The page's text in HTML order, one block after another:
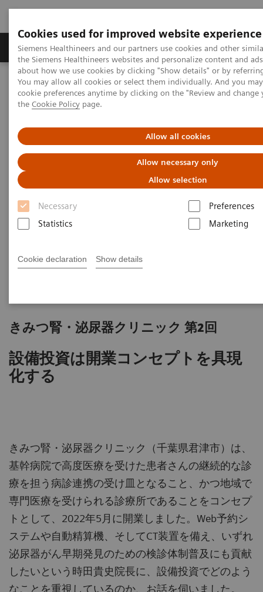
Cookies used for improved website experience
Siemens Healthineers and our partners use cookies and other
the Siemens Healthineers websites and personalize content and
about how we use cookies by clicking "Show details" or by
You may allow all cookies or select them individually. And you
cookie preferences anytime by clicking on the "Review and
the Cookie Policy page.
Allow all cookies
Allow necessary only
Allow selection
Necessary
Preferences
Statistics
Marketing
Cookie declaration Show details
製品＆サービス サポート情報 Insights
ホーム
製品＆サービス
診療所・地域密着型病院のためのソリューション
地域医療お役立ちコンテンツ
きみつ腎・泌尿器クリニック 第2回
設備投資は開業コンセプトを具現
化する
きみつ腎・泌尿器クリニック（千葉県君津市）は、
基幹病院で高度医療を受けた患者さんの継続的な診
療を担う病診連携の受け皿となること、かつ地域で
専門医療を受けられる診療所であることをコンセプ
トとして、2022年5月に開業しました。Web予約シ
ステムや自動精算機、そしてCT装置を備え、いずれ
泌尿器がん早期発見のための検診体制普及にも貢献
したいという時田貴史院長に、設備投資でどのよう
なことを重視しているのか、お話を伺いました。